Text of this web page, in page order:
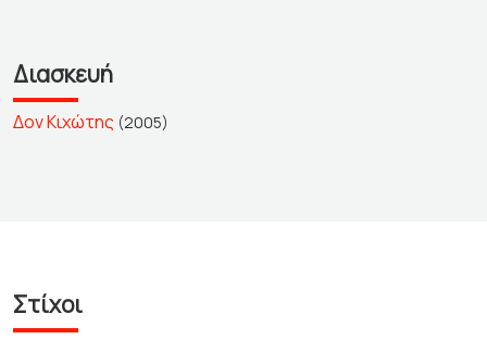
Διασκευή
Δον Κιχώτης (2005)
Στίχοι